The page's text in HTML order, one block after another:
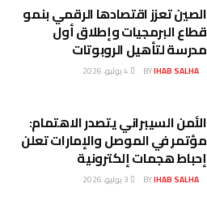
الصين تعزز اقتصادها الرقمي بنمو
قطاع البرمجيات وإطلاق أول
مدرسة لتأهيل الروبوتات
BYIHAB SALHA
الأمن السيبراني يتصدر الاهتمام:
مؤتمر في الموصل والإمارات تعلن
إحباط هجمات إلكترونية
BYIHAB SALHA